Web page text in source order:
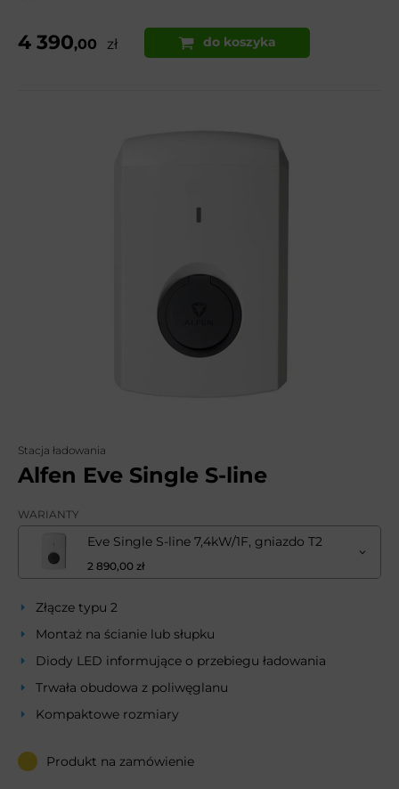
4 390,00 zł do koszyka
Stacja ładowania
Alfen Eve Single S-line
WARIANTY
Eve Single S-line 7,4kW/1F, gniazdo T2
2 890,00 zł
Złącze typu 2
Montaż na ścianie lub słupku
Diody LED informujące o przebiegu ładowania
Trwała obudowa z poliwęglanu
Kompaktowe rozmiary
Produkt na zamówienie